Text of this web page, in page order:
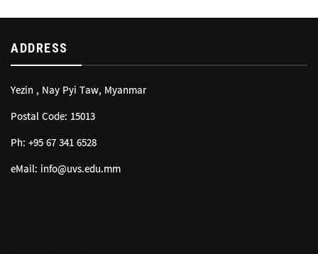
ADDRESS
Yezin , Nay Pyi Taw, Myanmar
Postal Code: 15013
Ph: +95 67 341 6528
eMail: info@uvs.edu.mm